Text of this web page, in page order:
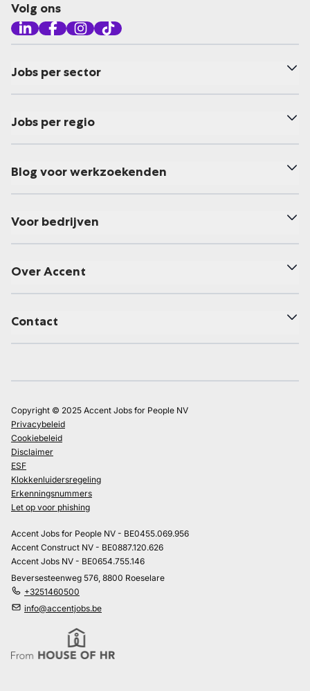
Volg ons
Jobs per sector
Jobs per regio
Blog voor werkzoekenden
Voor bedrijven
Over Accent
Contact
Copyright © 2025 Accent Jobs for People NV
Privacybeleid
Cookiebeleid
Disclaimer
ESF
Klokkenluidersregeling
Erkenningsnummers
Let op voor phishing
Accent Jobs for People NV - BE0455.069.956
Accent Construct NV - BE0887.120.626
Accent Jobs NV - BE0654.755.146
Beversesteenweg 576, 8800 Roeselare
+3251460500
info@accentjobs.be